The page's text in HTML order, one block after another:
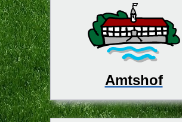
Amtshof